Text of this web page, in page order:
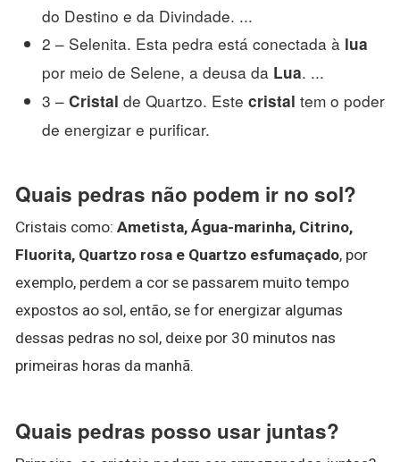
do Destino e da Divindade. ...
2 – Selenita. Esta pedra está conectada à lua
por meio de Selene, a deusa da Lua. ...
3 – Cristal de Quartzo. Este cristal tem o poder
de energizar e purificar.
Quais pedras não podem ir no sol?
Cristais como: Ametista, Água-marinha, Citrino,
Fluorita, Quartzo rosa e Quartzo esfumaçado, por
exemplo, perdem a cor se passarem muito tempo
expostos ao sol, então, se for energizar algumas
dessas pedras no sol, deixe por 30 minutos nas
primeiras horas da manhã.
Quais pedras posso usar juntas?